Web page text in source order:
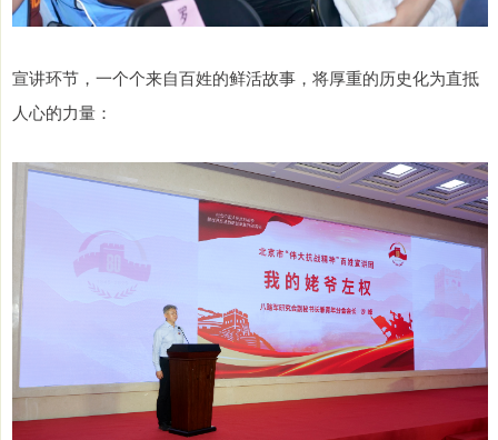
宣讲环节，一个个来自百姓的鲜活故事，将厚重的历史化为直抵
人心的力量：